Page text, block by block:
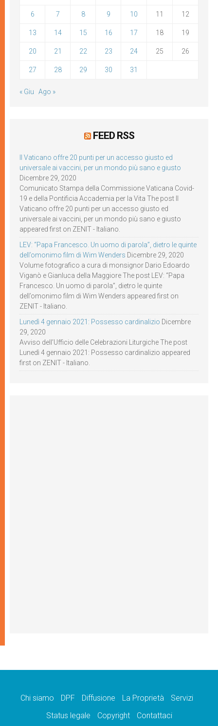
6 7 8 9 10 11 12
13 14 15 16 17 18 19
20 21 22 23 24 25 26
27 28 29 30 31
« Giu Ago »
FEED RSS
Il Vaticano offre 20 punti per un accesso giusto ed
universale ai vaccini, per un mondo più sano e giusto
Dicembre 29, 2020
Comunicato Stampa della Commissione Vaticana Covid-
19 e della Pontificia Accademia per la Vita The post Il
Vaticano offre 20 punti per un accesso giusto ed
universale ai vaccini, per un mondo più sano e giusto
appeared first on ZENIT - Italiano.
LEV: “Papa Francesco. Un uomo di parola”, dietro le quinte
dell’omonimo film di Wim Wenders Dicembre 29, 2020
Volume fotografico a cura di monsignor Dario Edoardo
Viganò e Gianluca della Maggiore The post LEV: “Papa
Francesco. Un uomo di parola”, dietro le quinte
dell’omonimo film di Wim Wenders appeared first on
ZENIT - Italiano.
Lunedì 4 gennaio 2021: Possesso cardinalizio Dicembre
29, 2020
Avviso dell’Ufficio delle Celebrazioni Liturgiche The post
Lunedì 4 gennaio 2021: Possesso cardinalizio appeared
first on ZENIT - Italiano.
Chi siamo DPF Diffusione La Proprietà
Servizi
Status legale
Copyright Contattaci